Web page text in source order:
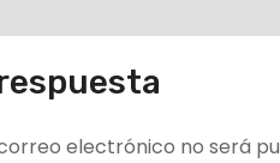
electrónico no será